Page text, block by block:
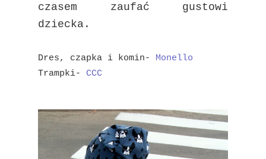
czasem zaufać gustowi
dziecka.
Dres, czapka i komin- Monello
Trampki- CCC